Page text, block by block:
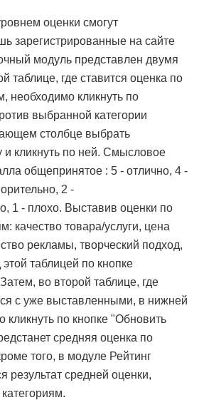
оценки смогут
зарегистрированные на сайте
модуль представлен двумя
таблице, где ставится оценка по
необходимо кликнуть по
выбранной категории
столбце выбрать
и кликнуть по ней. Смысловое
общепринятое : 5 - отлично, 4 -
2 -
1 - плохо. Выставив оценки по
качество товара/услуги, цена
рекламы, творческий подход,
таблицей по кнопке
во второй таблице, где
с уже выставленными, в нижней
кликнуть по кнопке "Обновить
средняя оценка по
того, в модуле Рейтинг
результат средней оценки,